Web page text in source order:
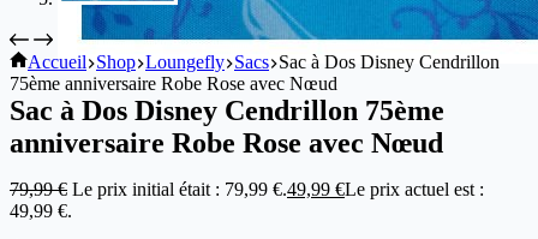
Accueil Shop Loungefly Sacs Sac à Dos Disney Cendrillon
75ème anniversaire Robe Rose avec Nœud
Sac à Dos Disney Cendrillon 75ème
anniversaire Robe Rose avec Nœud
79,99€ Le prix initial était : 79,99 €.49,99 €Le prix actuel est :
49,99 €.